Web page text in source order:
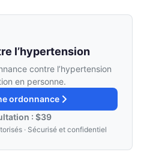
l’hypertension
contre l’hypertension
en personne.
ordonnance
: $39
· Sécurisé et confidentiel